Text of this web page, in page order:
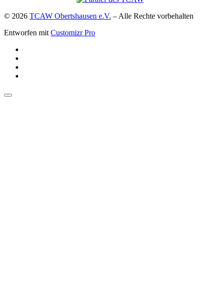
© 2026 TCAW Obertshausen e.V. – Alle Rechte vorbehalten
Entworfen mit Customizr Pro